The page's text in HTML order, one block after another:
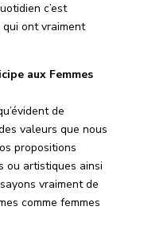
c’est
ont vraiment
aux Femmes
de
valeurs que nous
propositions
ou artistiques ainsi
vraiment de
comme femmes